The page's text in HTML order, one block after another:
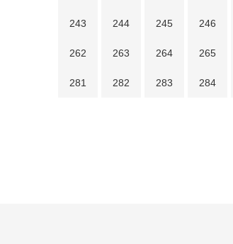
243 244 245 246
262 263 264 265
281 282 283 284